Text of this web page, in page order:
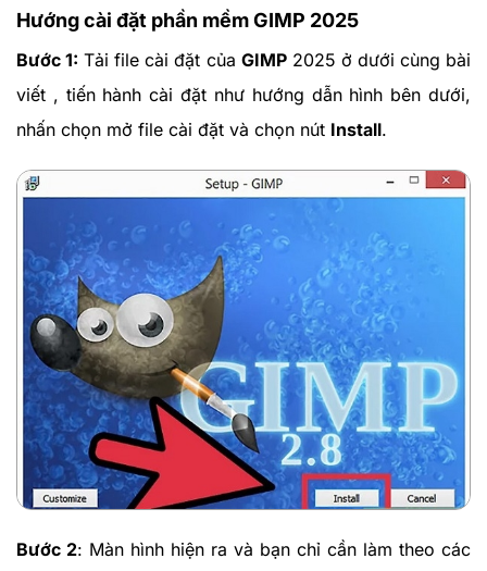
Hướng cài đặt phần mềm GIMP 2025
Bước 1: Tải file cài đặt của GIMP2025 ở dưới cùng bài
viết , tiến hành cài đặt như hướng dẫn hình bên dưới,
nhấn chọn mở file cài đặt và chọn nút Install.
Bước 2: Màn hình hiện ra và bạn chỉ cần làm theo các